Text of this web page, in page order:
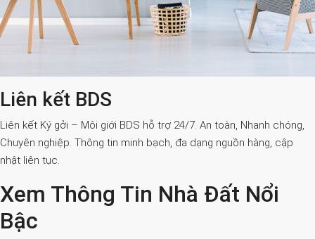
Liên kết BDS
Liên kết Ký gởi – Môi giới BDS hỗ trợ 24/7. An toàn, Nhanh chóng,
Chuyên nghiệp. Thông tin minh bạch, đa dạng nguồn hàng, cập
nhật liên tục.
Xem Thông Tin Nhà Đất Nổi
Bậc